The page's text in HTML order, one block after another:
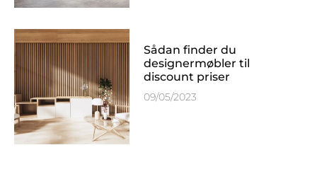
Sådan finder du
designermøbler til
discount priser
09/05/2023